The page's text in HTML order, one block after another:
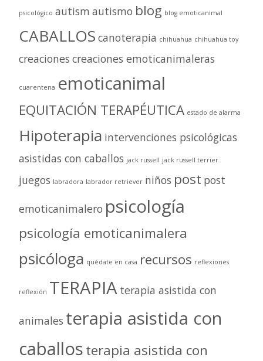
psicológico autism autismo blog blog emoticanimal
CABALLOS canoterapia chihuahua chihuahua toy
creaciones creaciones emoticanimaleras
cuarentena emoticanimal
EQUITACIÓN TERAPÉUTICA estado de alarma
Hipoterapia intervenciones psicológicas
asistidas con caballos jack russell jack russell terrier
juegos labradora labrador retriever niños post post
emoticanimalero psicología
psicología emoticanimalera
psicóloga quédate en casa recursos reflexiones
reflexión TERAPIA terapia asistida con
animales terapia asistida con
caballosterapia asistida con